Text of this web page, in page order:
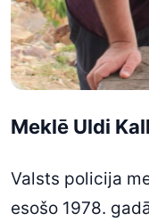
Meklē Uldi
Valsts policija
esošo 1978.